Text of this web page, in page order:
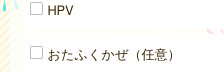
HPV
おたふくかぜ（任意）